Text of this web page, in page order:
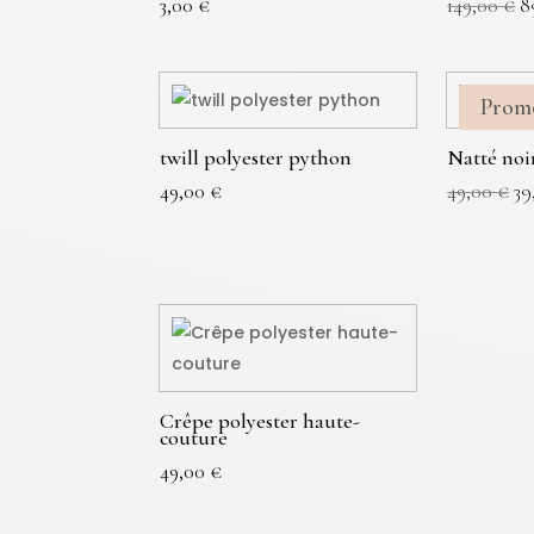
3,00 € 149,00€
twill polyester python
49,00 €
Natté
49,00€Le
Crêpe polyester haute-
couture
49,00 €